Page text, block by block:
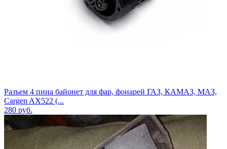
Разъем 4 пина байонет для фар, фонарей ГАЗ, КАМАЗ, МАЗ,
Cargen AX522 (...
280 руб.